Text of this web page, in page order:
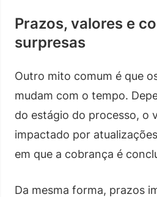
Prazos, valores e
surpresas
Outro mito comum é que
mudam com o tempo.
do estágio do processo, o
impactado por
em que a cobrança é
Da mesma forma, prazos